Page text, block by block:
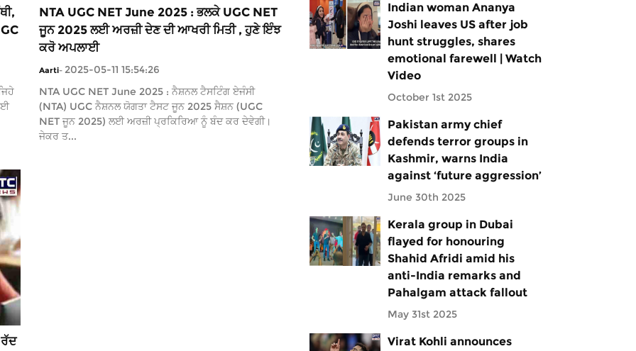
NTA UGC NET June 2025 : ਭਲਕੇ UGC NET
ਜੂਨ 2025 ਲਈ ਅਰਜ਼ੀ ਦੇਣ ਦੀ ਆਖਰੀ ਮਿਤੀ , ਹੁਣੇ ਇੰਝ
ਕਰੋ ਅਪਲਾਈ
Aarti- 2025-05-11 15:54:26
NTA UGC NET June 2025 : ਨੈਸ਼ਨਲ ਟੈਸਟਿੰਗ ਏਜੰਸੀ
(NTA) UGC ਨੈਸ਼ਨਲ ਯੋਗਤਾ ਟੈਸਟ ਜੂਨ 2025 ਸੈਸ਼ਨ (UGC
NET ਜੂਨ 2025) ਲਈ ਅਰਜ਼ੀ ਪ੍ਰਕਿਰਿਆ ਨੂੰ ਬੰਦ ਕਰ ਦੇਵੇਗੀ।
ਜੇਕਰ ਤ...
ਰੱਦ
Indian woman Ananya
Joshi leaves US after job
hunt struggles, shares
emotional farewell | Watch
Video
October 1st 2025
Pakistan army chief
defends terror groups in
Kashmir, warns India
against ‘future aggression’
June 30th 2025
Kerala group in Dubai
flayed for honouring
Shahid Afridi amid his
anti-India remarks and
Pahalgam attack fallout
May 31st 2025
Virat Kohli announces